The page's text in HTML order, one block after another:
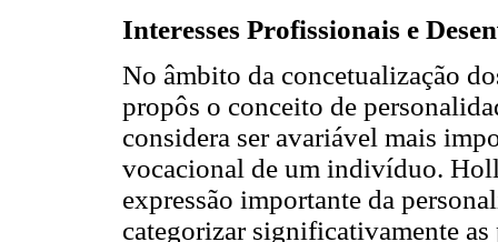
Interesses Profissionais e
No âmbito da concetualização
propôs o conceito de
considera ser avariável mais
vocacional de um indivíduo.
expressão importante da
categorizar significativamente as